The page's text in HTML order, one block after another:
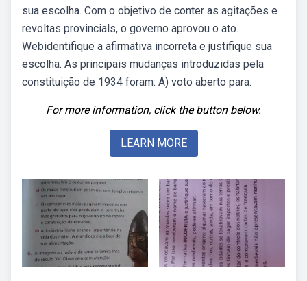
sua escolha. Com o objetivo de conter as agitações e
revoltas provincials, o governo aprovou o ato.
Webidentifique a afirmativa incorreta e justifique sua
escolha. As principais mudanças introduzidas pela
constituição de 1934 foram: A) voto aberto para.
For more information, click the button below.
LEARN MORE